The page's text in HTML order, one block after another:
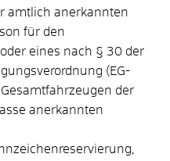
amtlich anerkannten
für den
eines nach § 30 der
(EG-
der
anerkannten